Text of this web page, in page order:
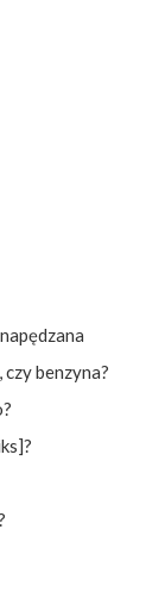
benzyna?